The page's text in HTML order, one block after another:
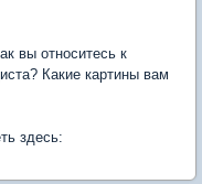
вы относитесь к
Какие картины вам
здесь: